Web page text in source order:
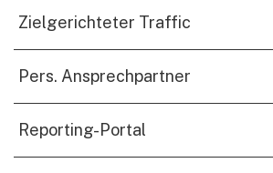
Zielgerichteter Traffic
Pers. Ansprechpartner
Reporting-Portal